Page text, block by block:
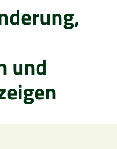
und